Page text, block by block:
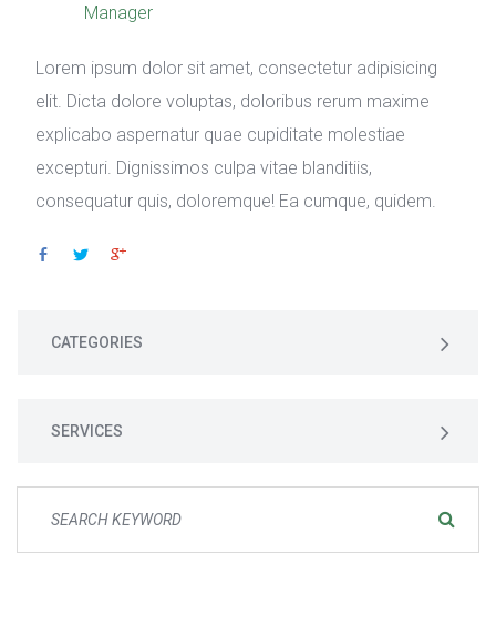
Manager
Lorem ipsum dolor sit amet, consectetur adipisicing
elit. Dicta dolore voluptas, doloribus rerum maxime
explicabo aspernatur quae cupiditate molestiae
excepturi. Dignissimos culpa vitae blanditiis,
consequatur quis, doloremque! Ea cumque, quidem.
CATEGORIES
SERVICES